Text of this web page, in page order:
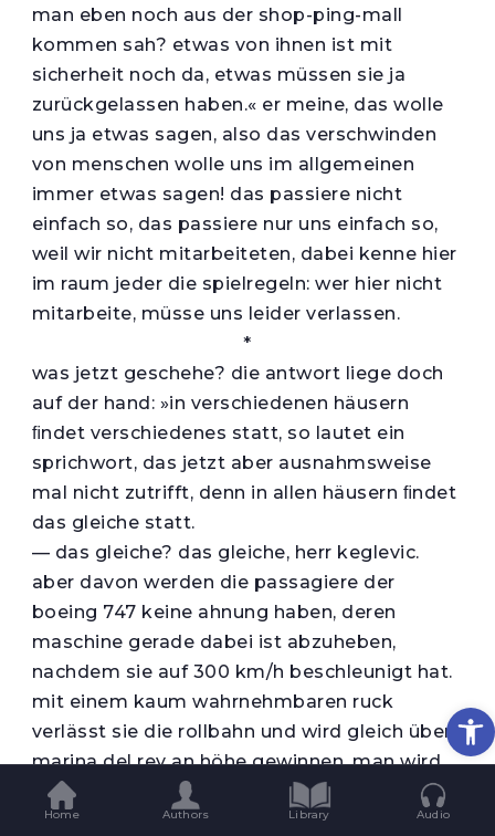
man eben noch aus der shop-ping-mall
kommen sah? etwas von ihnen ist mit
sicherheit noch da, etwas müssen sie ja
zurückgelassen haben.« er meine, das wolle
uns ja etwas sagen, also das verschwinden
von menschen wolle uns im allgemeinen
immer etwas sagen! das passiere nicht
einfach so, das passiere nur uns einfach so,
weil wir nicht mitarbeiteten, dabei kenne hier
im raum jeder die spielregeln: wer hier nicht
mitarbeite, müsse uns leider verlassen.
*
was jetzt geschehe? die antwort liege doch
auf der hand: »in verschiedenen häusern
ﬁndet verschiedenes statt, so lautet ein
sprichwort, das jetzt aber ausnahmsweise
mal nicht zutrifft, denn in allen häusern ﬁndet
das gleiche statt.
— das gleiche? das gleiche, herr keglevic.
aber davon werden die passagiere der
boeing 747 keine ahnung haben, deren
maschine gerade dabei ist abzuheben,
nachdem sie auf 300 km/h beschleunigt hat.
mit einem kaum wahrnehmbaren ruck
verlässt sie die rollbahn und wird gleich über
marina del rey an höhe gewinnen. man wird
sie durch die unterschiedlichen schichten des
frühabendlichen nebels hindurch sehen
Home Authors Library Audio